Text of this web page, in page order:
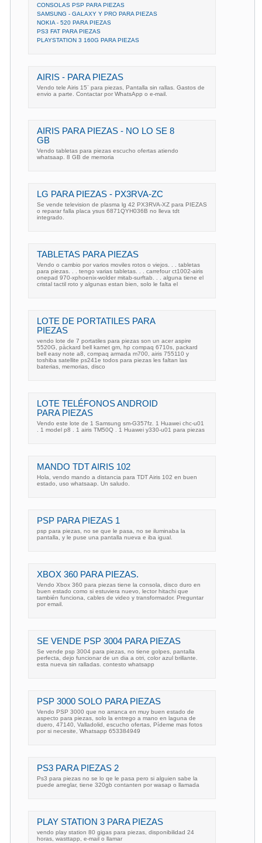
CONSOLAS PSP PARA PIEZAS
SAMSUNG - GALAXY Y PRO PARA PIEZAS
NOKIA - 520 PARA PIEZAS
PS3 FAT PARA PIEZAS
PLAYSTATION 3 160G PARA PIEZAS
AIRIS - PARA PIEZAS
Vendo tele Airis 15¨ para piezas, Pantalla sin rallas. Gastos de
envio a parte. Contactar por WhatsApp o e-mail.
AIRIS PARA PIEZAS - NO LO SE 8
GB
Vendo tabletas para piezas escucho ofertas atiendo
whatsaap. 8 GB de memoria
LG PARA PIEZAS - PX3RVA-ZC
Se vende television de plasma lg 42 PX3RVA-XZ para PIEZAS
o reparar falla placa ysus 6871QYH036B no lleva tdt
integrado.
TABLETAS PARA PIEZAS
Vendo o cambio por varios moviles rotos o viejos. . . tabletas
para piezas. . . tengo varias tabletas. . . carrefour ct1002-airis
onepad 970-xphoenix-wolder mitab-surftab. . . alguna tiene el
cristal tactil roto y algunas estan bien, solo le falta el
LOTE DE PORTATILES PARA
PIEZAS
vendo lote de 7 portatiles para piezas son un acer aspire
5520G, pàckard bell kamet gm, hp compaq 6710s, packard
bell easy note a8, compaq armada m700, airis 755110 y
toshiba satellite ps241e todos para piezas les faltan las
baterias, memorias, disco
LOTE TELÉFONOS ANDROID
PARA PIEZAS
Vendo este lote de 1 Samsung sm-G357fz. 1 Huawei chc-u01
. 1 model p8 . 1 airis TM50Q . 1 Huawei y330-u01 para piezas
MANDO TDT AIRIS 102
Hola, vendo mando a distancia para TDT Airis 102 en buen
estado, uso whatsaap. Un saludo.
PSP PARA PIEZAS 1
psp para piezas, no se que le pasa, no se iluminaba la
pantalla, y le puse una pantalla nueva e iba igual.
XBOX 360 PARA PIEZAS.
Vendo Xbox 360 para piezas tiene la consola, disco duro en
buen estado como si estuviera nuevo, lector hitachi que
también funciona, cables de video y transformador. Preguntar
por email.
SE VENDE PSP 3004 PARA PIEZAS
Se vende psp 3004 para piezas, no tiene golpes, pantalla
perfecta, dejo funcionar de un dia a otri, color azul brillante.
esta nueva sin ralladas. contesto whatsapp
PSP 3000 SOLO PARA PIEZAS
Vendo PSP 3000 que no arranca en muy buen estado de
aspecto para piezas, solo la entrego a mano en laguna de
duero, 47140, Valladolid, escucho ofertas, Pídeme mas fotos
por si necesite, Whatsapp 653384949
PS3 PARA PIEZAS 2
Ps3 para piezas no se lo qe le pasa pero si alguien sabe la
puede arreglar, tiene 320gb contanten por wasap o llamada
PLAY STATION 3 PARA PIEZAS
vendo play station 80 gigas para piezas, disponibilidad 24
horas, wasttapp, e-mail o llamar